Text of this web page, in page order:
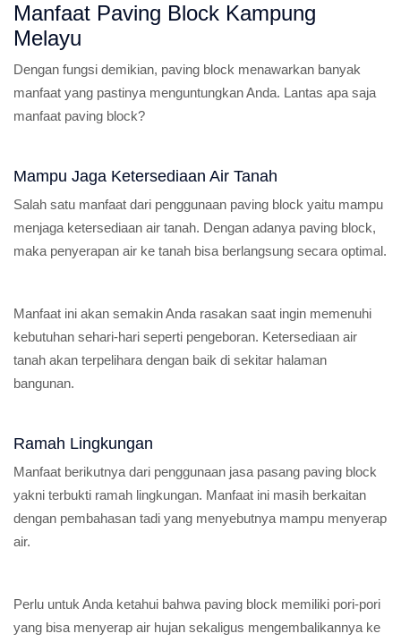
Manfaat Paving Block Kampung
Melayu
Dengan fungsi demikian, paving block menawarkan banyak
manfaat yang pastinya menguntungkan Anda. Lantas apa saja
manfaat paving block?
Mampu Jaga Ketersediaan Air Tanah
Salah satu manfaat dari penggunaan paving block yaitu mampu
menjaga ketersediaan air tanah. Dengan adanya paving block,
maka penyerapan air ke tanah bisa berlangsung secara optimal.
Manfaat ini akan semakin Anda rasakan saat ingin memenuhi
kebutuhan sehari-hari seperti pengeboran. Ketersediaan air
tanah akan terpelihara dengan baik di sekitar halaman
bangunan.
Ramah Lingkungan
Manfaat berikutnya dari penggunaan jasa pasang paving block
yakni terbukti ramah lingkungan. Manfaat ini masih berkaitan
dengan pembahasan tadi yang menyebutnya mampu menyerap
air.
Perlu untuk Anda ketahui bahwa paving block memiliki pori-pori
yang bisa menyerap air hujan sekaligus mengembalikannya ke